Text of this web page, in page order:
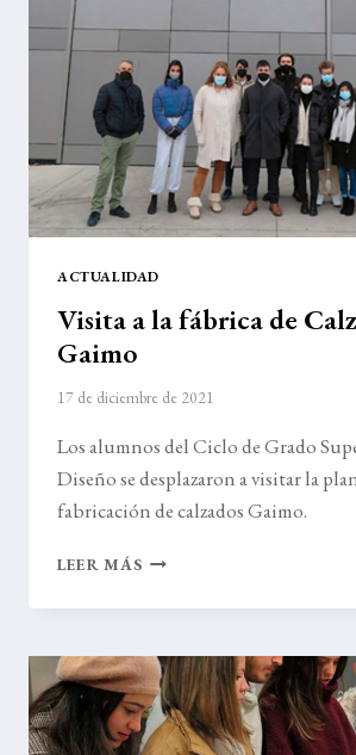
ACTUALIDAD
Visita a la fábrica de
Gaimo
17 de diciembre de 2021
Los alumnos del Ciclo de Grado
Diseño se desplazaron a visitar la
fabricación de calzados Gaimo.
LEER MÁSVISITA
LA
DE
CALZADOS
GAIMO